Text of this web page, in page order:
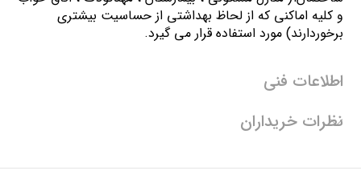
و كليه اماكني كه از لحاظ بهداشتي از حساسيت بيشتري
برخوردارند) مورد استفاده قرار می گیرد.
اطلاعات فنی
نظرات خریداران